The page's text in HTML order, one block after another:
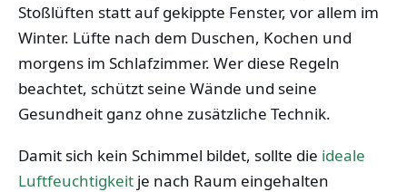
Stoßlüften statt auf gekippte Fenster, vor allem im
Winter. Lüfte nach dem Duschen, Kochen und
morgens im Schlafzimmer. Wer diese Regeln
beachtet, schützt seine Wände und seine
Gesundheit ganz ohne zusätzliche Technik.
Damit sich kein Schimmel bildet, sollte die ideale
Luftfeuchtigkeit je nach Raum eingehalten